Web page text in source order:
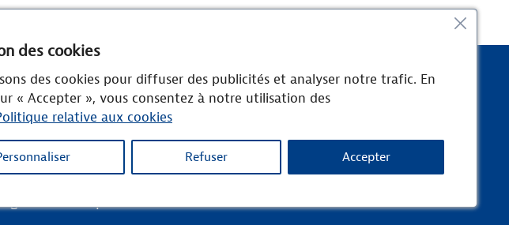
des cookies
des cookies pour diffuser des publicités et analyser notre trafic. En
« Accepter », vous consentez à notre utilisation des
relative aux cookies
Refuser Accepter
FALGA
RURAL 31
31800 LANDORTHE